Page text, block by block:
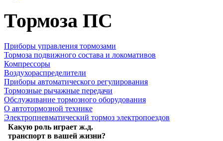
Тормоза ПС
Приборы управления тормозами
Тормоза подвижного состава и локомативов
Компрессоры
Воздухораспределители
Приборы автоматического регулирования
Тормозные рычажные передачи
Обслуживание тормозного оборудования
О автотормозной технике
Электропневматический тормоз электропоездов
Какую роль играет ж.д.
транспорт в вашей жизни?